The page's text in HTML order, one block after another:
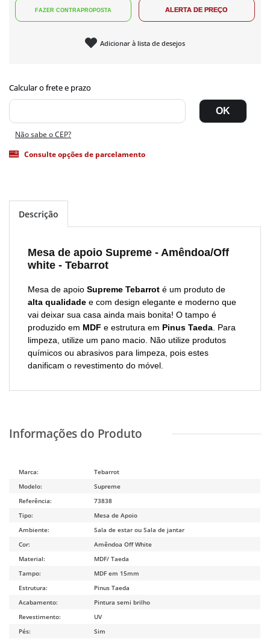
Adicionar à lista de desejos
Não sabe o CEP?
Consulte opções de parcelamento
Descrição
Mesa de apoio Supreme - Amêndoa/Off
white - Tebarrot
Mesa de apoio Supreme Tebarrot é um produto de
alta qualidadee com design elegante e moderno que
vai deixar sua casa ainda mais bonita! O tampo é
produzido em MDF e estrutura em Pinus Taeda . Para
limpeza, utilize um pano macio. Não utilize produtos
químicos ou abrasivos para limpeza, pois estes
danificam o revestimento do móvel.
Marca:
Tebarrot
Modelo:
Supreme
Referência:
73838
Tipo:
Mesa de Apoio
Ambiente:
Sala de estar ou Sala de jantar
Cor:
Amêndoa Off White
Material:
MDF/ Taeda
Tampo:
MDF em 15mm
Estrutura:
Pinus Taeda
Acabamento:
Pintura semi brilho
Revestimento:
UV
Pés:
Sim